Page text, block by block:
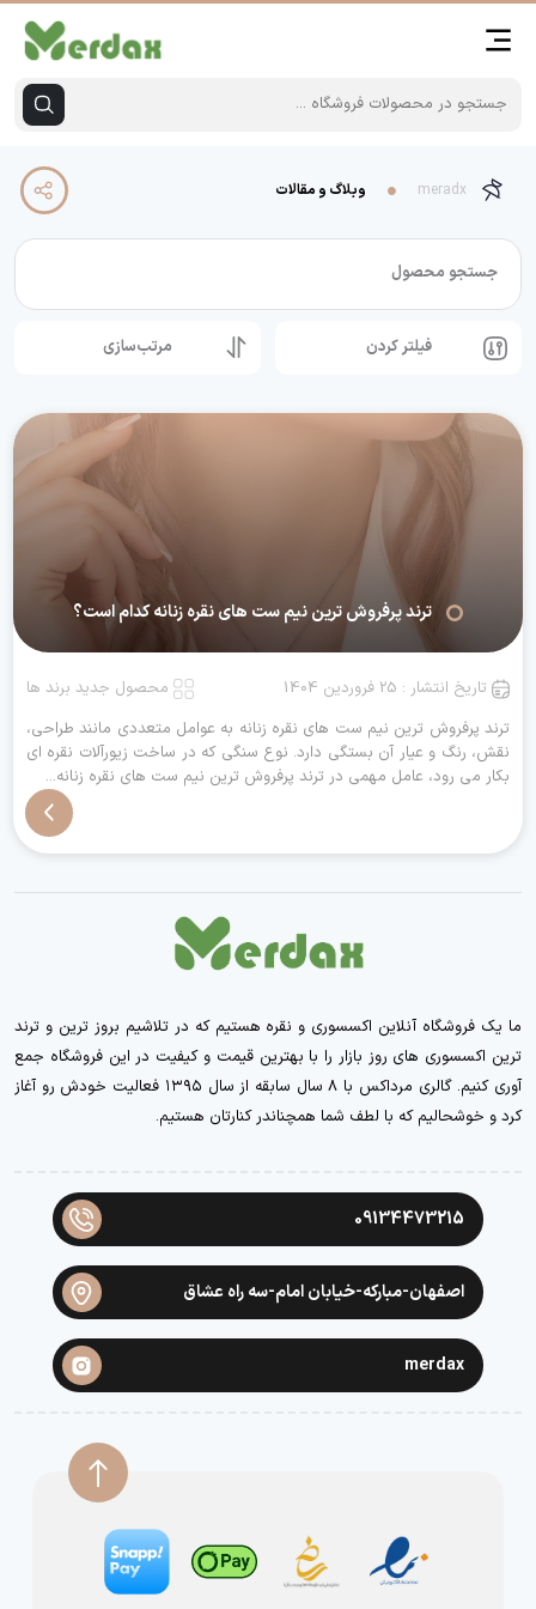
meradx وبلاگ و مقالات
جستجو محصول
فیلتر کردن مرتب‌سازی
ترند پرفروش ترین نیم ست های نقره زنانه کدام است؟
تاریخ انتشار : 25 فروردین 1404
محصول جدید برند ها
ترند پرفروش ترین نیم ست های نقره زنانه به عوامل متعددی مانند طراحی،
نقش، رنگ و عیار آن بستگی دارد. نوع سنگی که در ساخت زیورآلات نقره ای
بکار می رود، عامل مهمی در ترند پرفروش ترین نیم ست های نقره زنانه...
ما یک فروشگاه آنلاین اکسسوری و نقره هستیم که در تلاشیم بروز ترین و ترند
ترین اکسسوری های روز بازار را با بهترین قیمت و کیفیت در این فروشگاه جمع
آوری کنیم. گالری مرداکس با ۸ سال سابقه از سال ۱۳۹۵ فعالیت خودش رو آغاز
کرد و خوشحالیم که با لطف شما همچناندر کنارتان هستیم.
09134473215
اصفهان-مبارکه-خیابان امام-سه راه عشاق
merdax